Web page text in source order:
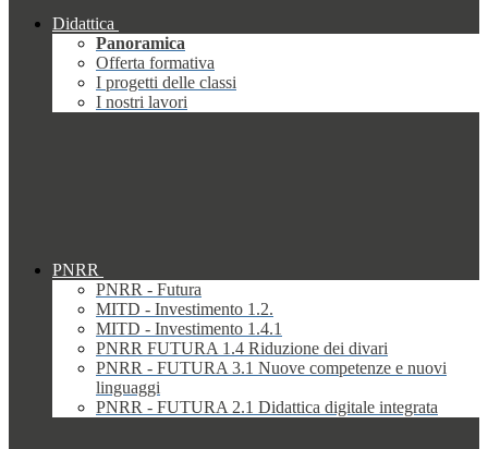
Didattica
Panoramica
Offerta formativa
I progetti delle classi
I nostri lavori
PNRR
PNRR - Futura
MITD - Investimento 1.2.
MITD - Investimento 1.4.1
PNRR FUTURA 1.4 Riduzione dei divari
PNRR - FUTURA 3.1 Nuove competenze e nuovi
linguaggi
PNRR - FUTURA 2.1 Didattica digitale integrata